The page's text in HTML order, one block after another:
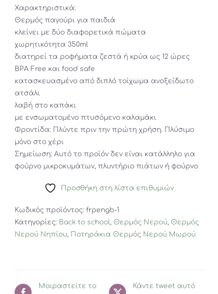
Χαρακτηριστικά:
Θερμός παγούρι για παιδιά
κλείνει με δύο διαφορετικά πώματα
χωρητικότητα 350ml
διατηρεί τα ροφήματα ζεστά ή κρύα ως 12 ώρες
BPA Free και food safe
κατασκευασμένο από διπλό τοίχωμα ανοξείδωτο
ατσάλι
λαβή στο καπάκι
με ενσωματομένο πτυσόμενο καλαμάκι
Φροντίδα: Πλύντε πριν την πρώτη χρήση. Πλύσιμο
μόνο στο χέρι
Σημείωση: Αυτό το προϊόν δεν είναι κατάλληλο για
φούρνο μικροκυμάτων, πλυντήριο πιάτων ή φούρνο
Προσθήκη στη λίστα επιθυμιών
Κωδικός προϊόντος: frpengb-1
Κατηγορίες: Back to school, Θερμός Νερού, Θερμός
Νερού Νηπίου, Ποτηράκια Θερμός Νερού Μωρού
Μοιραστείτε το
Κάντε tweet αυτό